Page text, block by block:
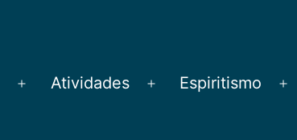
Abrir
Atividades
Abrir
Espiritismo